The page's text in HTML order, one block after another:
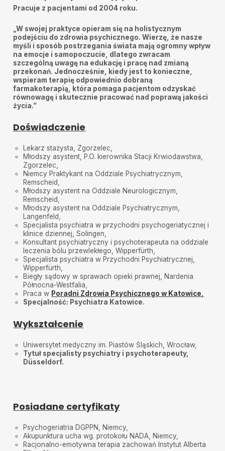
Jachymiak Adrian•2026-01-19
Pozdrawiam. Marta•2026-01-08
Dziekuje za odpowiedz na pytania podczas wizyty,
dotyczace ADHD i profesjonalna porade.
Bb•2026-01-07
Wspaniały lekarz
Anonim
2025-12-03
Mateusz•2025-12-01
Anna Busch•2025-11-26
Profesjonalnie i milo. Polecam.
Natalia Kolasińska •2025-11-26
Dr Adrian Szymański to wyjątkowo empatyczny i
profesjonalny specjalista. Podczas wizyt Pan Doktor
wykazuje pełne zaangażowanie i uważność, a
sposób, w jaki prowadzi leczenie, daje ogromne
poczucie bezpieczeństwa oraz wsparcia.
Zdecydowanie polecam każdemu, kto szuka dobrego
psychiatry.
Sebastian•2025-11-13
Bardzo Dobre Podejście Pełen Profesjonalizm
Katarzyna•2025-11-12
Wizyta w dobrej otmosferze i bardzo dokładny
wywiad. Lekarz wykazywał zainteresowanie i
psychoterapię i dokładnie poinformował o przebiegu
leczenia.
Łukasz•2025-11-05
Jestem bardzo wdzięczny za rzetelna poradę i
empatyczne podejście. Z całego serca polecam.
wysokim poziomie. Została mi udzielona
odpowiednia pomoc.
Patrycja•2025-10-22
Super podejście do pacjenta, wszystko dokładnie
wyjaśnione, polecam
Pracuje z pacjentami od 2004 roku.
„W swojej praktyce opieram się na holistycznym
podejściu do zdrowia psychicznego. Wierzę, że nasze
myśli i sposób postrzegania świata mają ogromny wpływ
na emocje i samopoczucie, dlatego zwracam
szczególną uwagę na edukację i pracę nad zmianą
przekonań. Jednocześnie, kiedy jest to konieczne,
wspieram terapię odpowiednio dobraną
farmakoterapią, która pomaga pacjentom odzyskać
równowagę i skutecznie pracować nad poprawą jakości
życia.”
Doświadczenie
Lekarz stażysta, Zgorzelec,
Młodszy asystent, P.O. kierownika Stacji Krwiodawstwa,
Zgorzelec,
Niemcy Praktykant na Oddziale Psychiatrycznym,
Remscheid,
Młodszy asystent na Oddziale Neurologicznym,
Remscheid,
Młodszy asystent na Oddziale Psychiatrycznym,
Langenfeld,
Specjalista psychiatra w przychodni psychogeriatycznej i
klinice dziennej, Solingen,
Konsultant psychiatryczny i psychoterapeuta na oddziale
leczenia bólu przewlekłego, Wipperfürth,
Specjalista psychiatra w Przychodni Psychiatrycznej,
Wipperfürth,
Biegły sądowy w sprawach opieki prawnej, Nardenia
Północna-Westfalia,
Praca w Poradni Zdrowia Psychicznego w Katowice,
Specjalność: Psychiatra Katowice.
Wykształcenie
Uniwersytet medyczny im. Piastów Śląskich, Wrocław,
Tytuł specjalisty psychiatry i psychoterapeuty,
Düsseldorf.
Posiadane certyfikaty
Psychogeriatria DGPPN, Niemcy,
Akupunktura ucha wg. protokołu NADA, Niemcy,
Racjonalno-emotywna terapia zachowań Instytut Alberta